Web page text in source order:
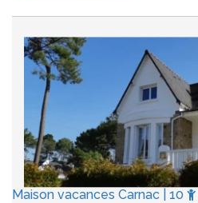
Maison vacances Carnac | 10